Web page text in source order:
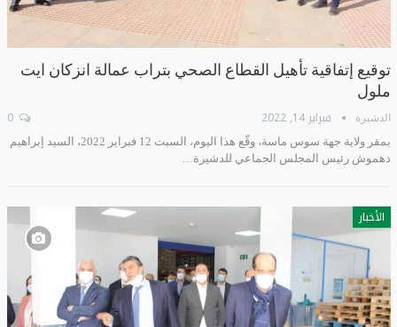
توقيع إتفاقية تأهيل القطاع الصحي بتراب عمالة انزكان ايت
ملول
الدشيرة فبراير 14, 2022 0
بمقر ولاية جهة سوس ماسة، وقّع هذا اليوم، السبت 12 فبراير 2022، السيد إبراهيم
دهموش رئيس المجلس الجماعي للدشيرة…
الأخبار